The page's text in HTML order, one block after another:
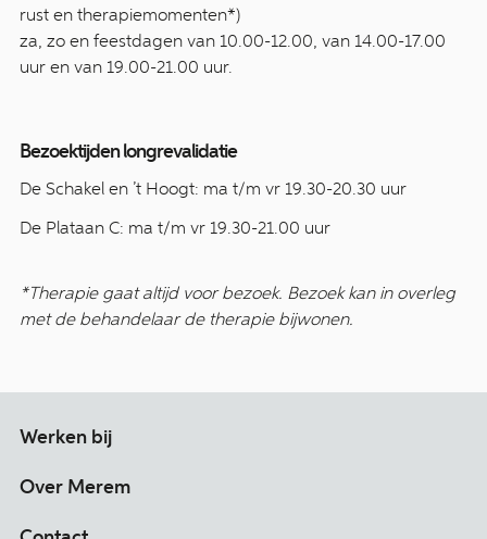
rust en therapiemomenten*)
za, zo en feestdagen van 10.00-12.00, van 14.00-17.00
uur en van 19.00-21.00 uur.
Bezoektijden longrevalidatie
De Schakel en ’t Hoogt: ma t/m vr 19.30-20.30 uur
De Plataan C: ma t/m vr 19.30-21.00 uur
*Therapie gaat altijd voor bezoek. Bezoek kan in overleg
met de behandelaar de therapie bijwonen.
Werken bij
Over Merem